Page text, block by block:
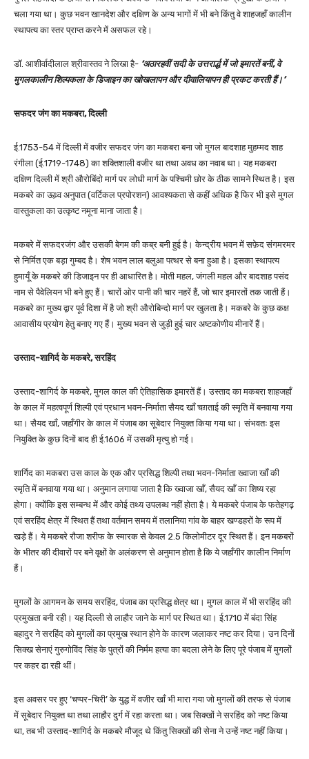
चला गया था। कुछ भवन खानदेश और दक्षिण के अन्य भागों में भी बने किंतु वे शाहजहाँ कालीन
स्थापत्य का स्तर प्राप्त करने में असफल रहे।
डॉ. आशीर्वादीलाल श्रीवास्तव ने लिखा है- ‘अठारहवीं सदी के उत्तरार्द्ध में जो इमारतें बनीं, वे
मुगलकालीन शिल्पकला के डिजाइन का खोखलापन और दीवालियापन ही प्रकट करती हैं।’
सफदर जंग का मकबरा, दिल्ली
ई.1753-54 में दिल्ली में वजीर सफदर जंग का मकबरा बना जो मुगल बादशाह मुहम्मद शाह
रंगीला (ई.1719-1748) का शक्तिशाली वजीर था तथा अवध का नवाब था। यह मकबरा
दक्षिण दिल्ली में श्री औरोबिंदो मार्ग पर लोधी मार्ग के पश्चिमी छोर के ठीक सामने स्थित है। इस
मकबरे का ऊध्र्व अनुपात (वर्टिकल प्रपोरशन) आवश्यकता से कहीं अधिक है फिर भी इसे मुगल
वास्तुकला का उत्कृष्ट नमूना माना जाता है।
मकबरे में सफदरजंग और उसकी बेगम की कब्र बनी हुई है। केन्द्रीय भवन में सफ़ेद संगमरमर
से निर्मित एक बड़ा गुम्बद है। शेष भवन लाल बलुआ पत्थर से बना हुआ है। इसका स्थापत्य
हुमायूँ के मकबरे की डिजाइन पर ही आधारित है। मोती महल, जंगली महल और बादशाह पसंद
नाम से पैवेलियन भी बने हुए हैं। चारों ओर पानी की चार नहरें हैं, जो चार इमारतों तक जाती हैं।
मकबरे का मुख्य द्वार पूर्व दिशा में है जो श्री औरोबिन्दो मार्ग पर खुलता है। मकबरे के कुछ कक्ष
आवासीय प्रयोग हेतु बनाए गए हैं। मुख्य भवन से जुड़ी हुई चार अष्टकोणीय मीनारें हैं।
उस्ताद-शागिर्द के मकबरे, सरहिंद
उस्ताद-शागिर्द के मकबरे, मुगल काल की ऐतिहासिक इमारतें हैं। उस्ताद का मकबरा शाहजहाँ
के काल में महत्वपूर्ण शिल्पी एवं प्रधान भवन-निर्माता सैयद खाँ चग़ताई की स्मृति में बनवाया गया
था। सैयद खाँ, जहाँगीर के काल में पंजाब का सूबेदार नियुक्त किया गया था। संभवतः इस
नियुक्ति के कुछ दिनों बाद ही ई.1606 में उसकी मृत्यु हो गई।
शार्गिद का मकबरा उस काल के एक और प्रसिद्ध शिल्पी तथा भवन-निर्माता ख्वाजा खाँ की
स्मृति में बनवाया गया था। अनुमान लगाया जाता है कि ख्वाजा खाँ, सैयद खाँ का शिष्य रहा
होगा। क्योंकि इस सम्बन्ध में और कोई तथ्य उपलब्ध नहीं होता है। ये मकबरे पंजाब के फतेहगढ़
एवं सरहिंद क्षेत्र में स्थित हैं तथा वर्तमान समय में तलानिया गांव के बाहर खण्डहरों के रूप में
खड़े हैं। ये मकबरे रौजा शरीफ के स्मारक से केवल 2.5 किलोमीटर दूर स्थित हैं। इन मकबरों
के भीतर की दीवारों पर बने वृक्षों के अलंकरण से अनुमान होता है कि ये जहाँगीर कालीन निर्माण
हैं।
मुगलों के आगमन के समय सरहिंद, पंजाब का प्रसिद्ध क्षेत्र था। मुगल काल में भी सरहिंद की
प्रमुखता बनी रही। यह दिल्ली से लाहौर जाने के मार्ग पर स्थित था। ई.1710 में बंदा सिंह
बहादुर ने सरहिंद को मुगलों का प्रमुख स्थान होने के कारण जलाकर नष्ट कर दिया। उन दिनों
सिक्ख सेनाएं गुरुगोविंद सिंह के पुत्रों की निर्मम हत्या का बदला लेने के लिए पूरे पंजाब में मुगलों
पर कहर ढा रही थीं।
इस अवसर पर हुए ‘चप्पर-चिरी’ के युद्ध में वजीर खाँ भी मारा गया जो मुगलों की तरफ से पंजाब
में सूबेदार नियुक्त था तथा लाहौर दुर्ग में रहा करता था। जब सिक्खों ने सरहिंद को नष्ट किया
था, तब भी उस्ताद-शागिर्द के मकबरे मौजूद थे किंतु सिक्खों की सेना ने उन्हें नष्ट नहीं किया।